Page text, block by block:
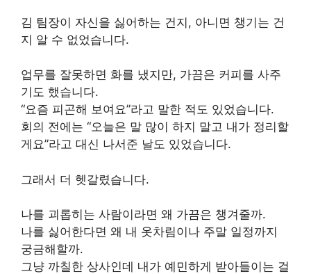
김 팀장이 자신을 싫어하는 건지, 아니면 챙기는 건
지 알 수 없었습니다.
업무를 잘못하면 화를 냈지만, 가끔은 커피를 사주
기도 했습니다.
“요즘 피곤해 보여요”라고 말한 적도 있었습니다.
회의 전에는 “오늘은 말 많이 하지 말고 내가 정리할
게요”라고 대신 나서준 날도 있었습니다.
그래서 더 헷갈렸습니다.
나를 괴롭히는 사람이라면 왜 가끔은 챙겨줄까.
나를 싫어한다면 왜 내 옷차림이나 주말 일정까지
궁금해할까.
그냥 까칠한 상사인데 내가 예민하게 받아들이는 걸